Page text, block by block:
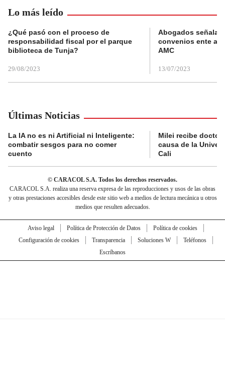
Lo más leído
¿Qué pasó con el proceso de
responsabilidad fiscal por el parque
biblioteca de Tunja?
29/08/2023
Abogados
convenios ente
AMC
13/07/2023
Últimas Noticias
La IA no es ni Artificial ni Inteligente:
combatir sesgos para no comer
cuento
Milei recibe
causa de la
Cali
© CARACOL S.A. Todos los derechos reservados.
CARACOL S.A. realiza una reserva expresa de las reproducciones y usos de las obras
y otras prestaciones accesibles desde este sitio web a medios de lectura mecánica u otros
medios que resulten adecuados.
Aviso legal Política de Protección de Datos
Política de cookies
Configuración de cookies
Transparencia Soluciones W
Teléfonos
Escríbanos